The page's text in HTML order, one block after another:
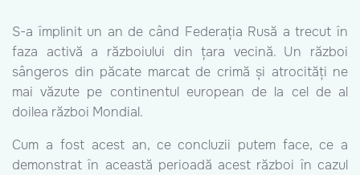
S-a împlinit un an de când Federația Rusă a trecut în
faza activă a războiului din țara vecină. Un război
sângeros din păcate marcat de crimă și atrocități ne
mai văzute pe continentul european de la cel de al
doilea război Mondial.
Cum a fost acest an, ce concluzii putem face, ce a
demonstrat în această perioadă acest război în cazul